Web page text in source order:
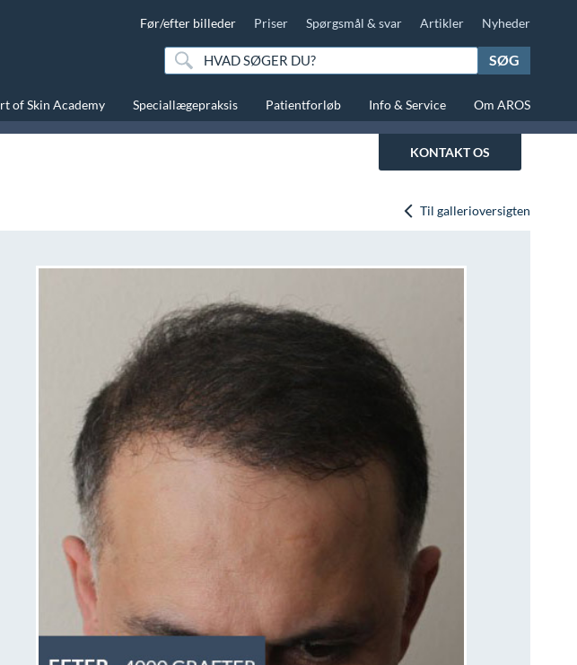
Før/efter billeder Priser Spørgsmål & svar Artikler Nyheder
SØG
of Skin Academy Speciallægepraksis Patientforløb Info & Service Om AROS
KONTAKT OS
Til gallerioversigten